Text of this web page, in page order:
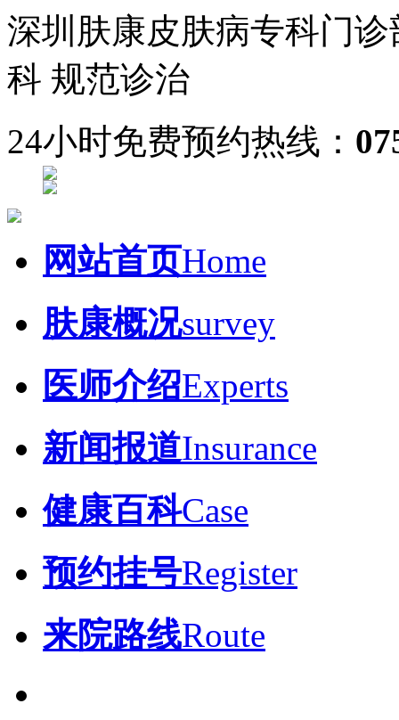
深圳肤康皮肤病专科门诊
科 规范诊治
24小时免费预约热线：
网站首页Home
肤康概况survey
医师介绍Experts
新闻报道Insurance
健康百科Case
预约挂号Register
来院路线Route